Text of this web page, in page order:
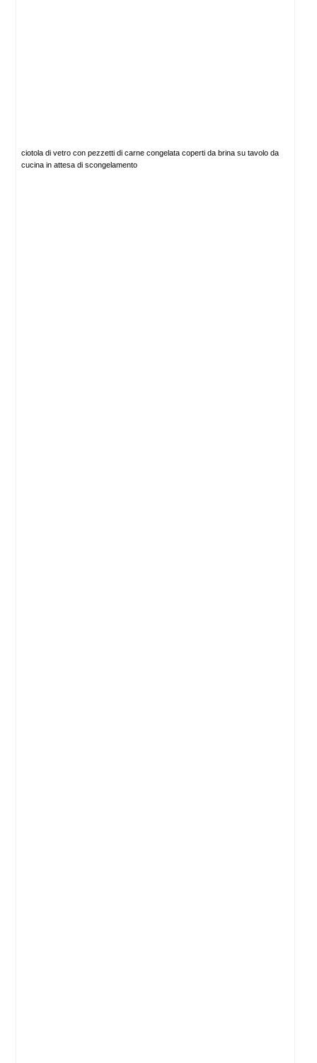
ciotola di vetro con pezzetti di carne congelata coperti da brina su tavolo da
cucina in attesa di scongelamento